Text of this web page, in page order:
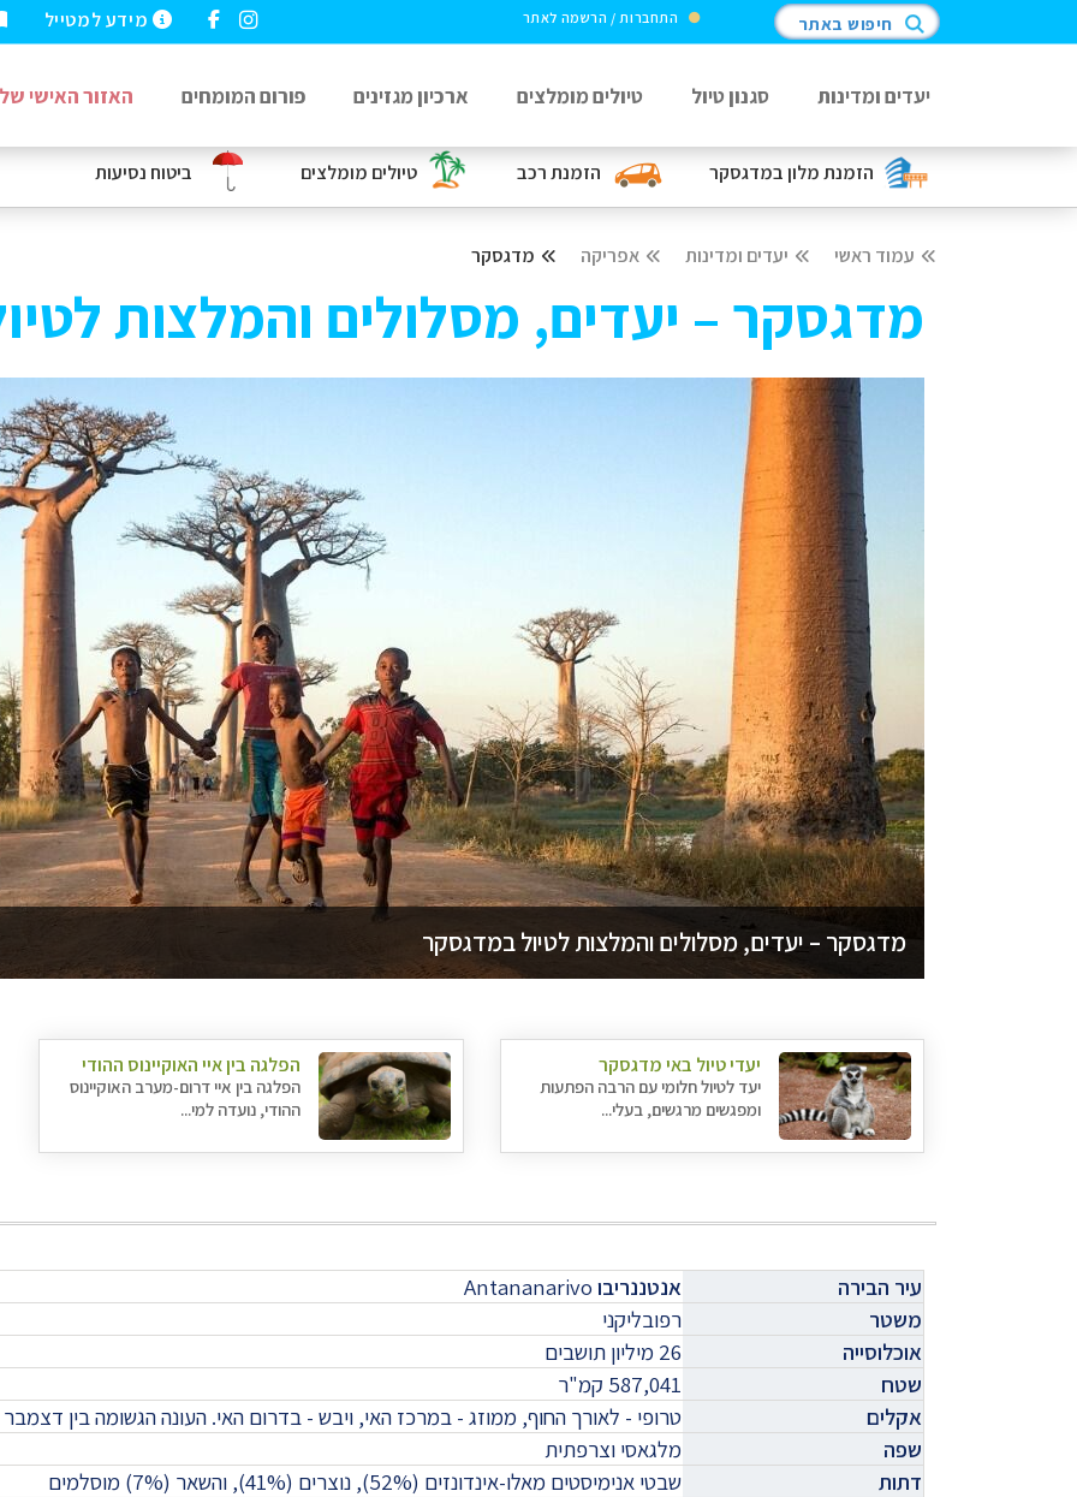
הזמנת מלוןבמדגסקר הזמנת רכב טיולים מומלצים ביטוח נסיעות
מידע למטייל התחברות / הרשמה לאתר חיפוש באתר
יעדים ומדינות סגנון טיול טיולים מומלצים ארכיון מגזינים פורום המומחים האזור האישי
עמוד ראשי יעדים ומדינות אפריקה מדגסקר
מדגסקר – יעדים, מסלולים והמלצות
מדגסקר – יעדים, מסלולים והמלצות לטיול במדגסקר
יעדי טיול באי מדגסקר
יעד לטיול חלומי עם הרבה הפתעות
ומפגשים מרגשים, בעלי...
הפלגה בין איי האוקיינוס ההודי
הפלגה בין איי דרום-מערב האוקיינוס
ההודי, נועדה למי...
עיר הבירה אנטננריבו Antananarivo
משטר
רפובליקני
אוכלוסייה
26 מיליון תושבים
שטח
587,041 קמ"ר
אקלים
טרופי - לאורך החוף, ממוזג - במרכז האי, ויבש - בדרום האי. העונה הגשומה בין
שפה
מלגאסי וצרפתית
דתות
שבטי אנימיסטים מאלו-אינדונזים (52%), נוצרים (41%), והשאר (7%) מוסלמים